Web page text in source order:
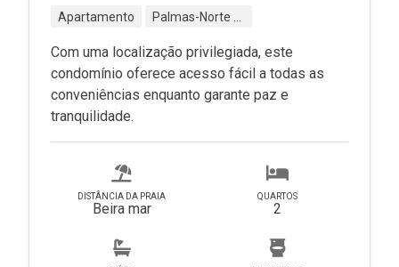
Apartamento
Com uma localização privilegiada, este
condomínio oferece acesso fácil a todas as
conveniências enquanto garante paz e
tranquilidade.
DISTÂNCIA DA PRAIA
Beira mar
QUARTOS
2